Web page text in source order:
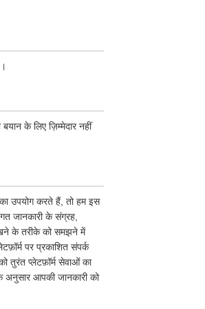
के लिए ज़िम्मेदार नहीं
का उपयोग करते हैं, तो हम इस
जानकारी के संग्रह,
के तरीके को समझने में
पर प्रकाशित संपर्क
तुरंत प्लेटफ़ॉर्म सेवाओं का
अनुसार आपकी जानकारी को